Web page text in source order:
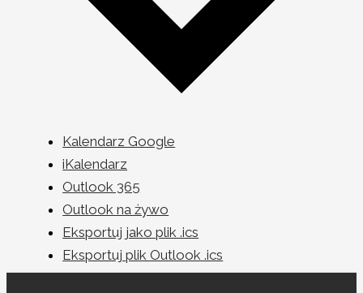
Kalendarz Google
iKalendarz
Outlook 365
Outlook na żywo
Eksportuj jako plik .ics
Eksportuj plik Outlook .ics